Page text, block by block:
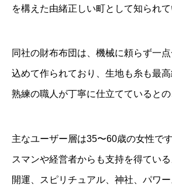
を構えた由緒正しい町として知られて
同社の財布布団は、機械に頼らず一
込めて作られており、生地も糸も最高
熟練の職人が丁寧に仕立てているとの
主なユーザー層は35〜60歳の女性で
スマンや経営者からも支持を得てい
開運、スピリチュアル、神社、パワ